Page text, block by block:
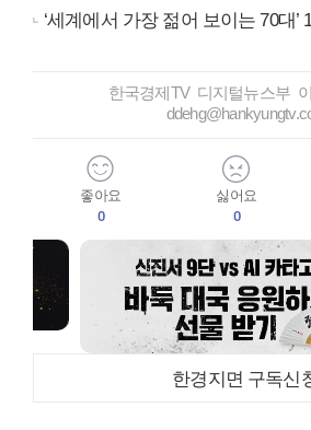
‘세계에서 가장 젊어 보이는 70대
한국경제TV 디지털뉴스부
좋아요
0
싫어요
0
한경지면 구독신